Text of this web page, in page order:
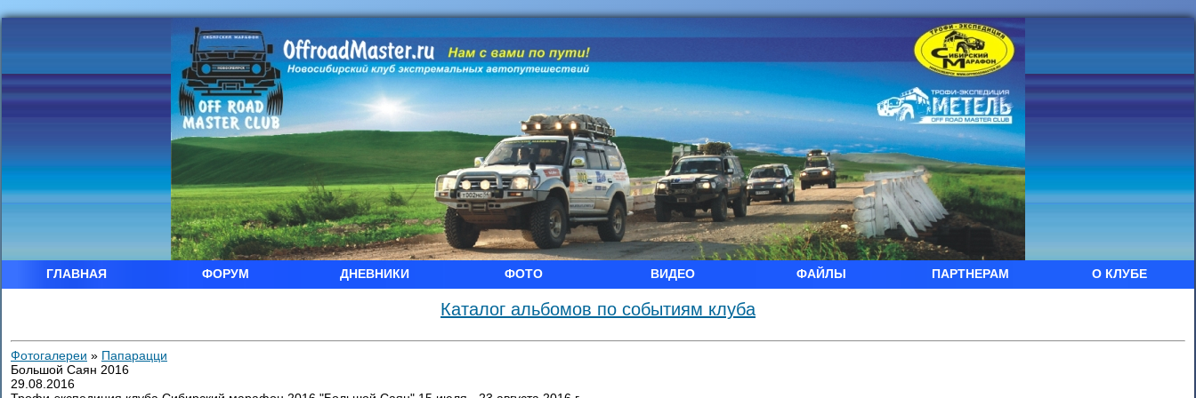
ГЛАВНАЯ ФОРУМ ДНЕВНИКИ ФОТО ВИДЕО ФАЙЛЫ ПАРТНЕРАМ О КЛУБЕ
Каталог альбомов по событиям клуба
Фотогалереи » Папарацци
Большой Саян 2016
29.08.2016